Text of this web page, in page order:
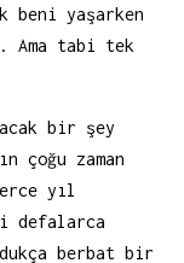
beni yaşarken
Ama tabi tek
bir şey
çoğu zaman
yıl
defalarca
berbat bir